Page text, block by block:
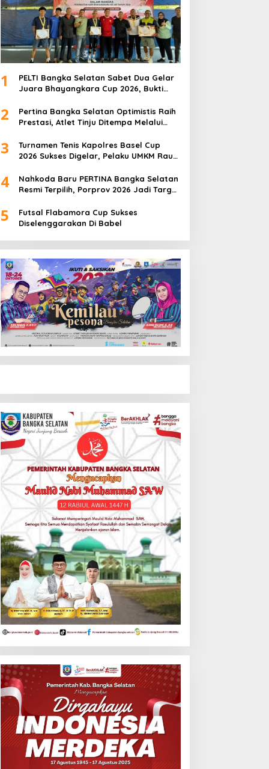
1
PELTI Bangka Selatan Sabet Dua Gelar
Juara Bhayangkara Cup 2026, Bukti
2
Pertina Bangka Selatan Optimistis Raih
Prestasi, Atlet Tinju Ditempa Melalui
3
Turnamen Tenis Kapolres Basel Cup
2026 Sukses Digelar, Pelaku UMKM Raup
4
Nahkoda Baru PERTINA Bangka Selatan
Resmi Terpilih, Porprov 2026 Jadi Target
5
Futsal Flabamora Cup Sukses
Diselenggarakan Di Babel